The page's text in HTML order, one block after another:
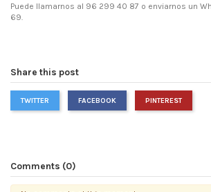
Puede llamarnos al 96 299 40 87 o enviarnos un
69.
Share this post
TWITTER FACEBOOK PINTEREST
Comments (0)